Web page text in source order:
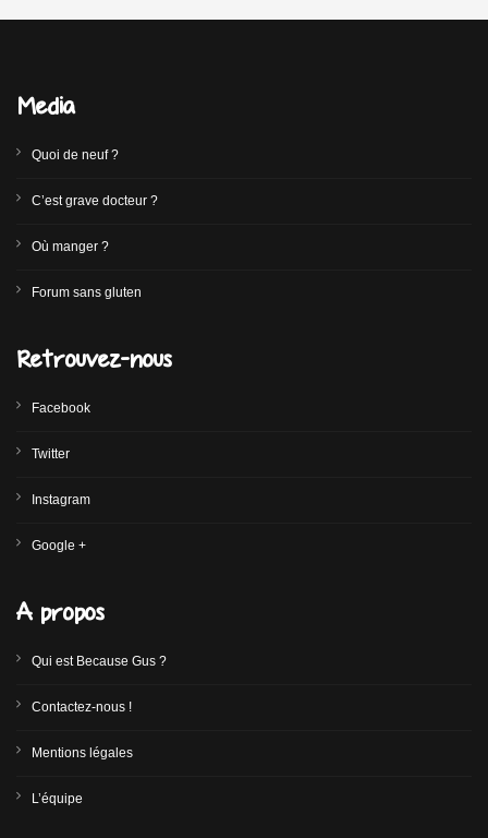
Media
Quoi de neuf ?
C’est grave docteur ?
Où manger ?
Forum sans gluten
Retrouvez-nous
Facebook
Twitter
Instagram
Google +
A propos
Qui est Because Gus ?
Contactez-nous !
Mentions légales
L’équipe